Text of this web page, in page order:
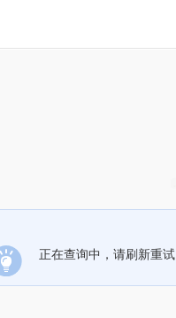
正在查询中，请刷新重试